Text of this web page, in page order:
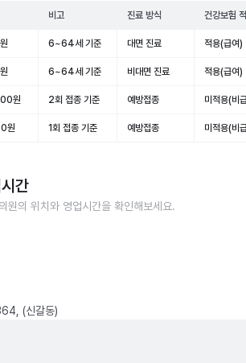
비고 진료 방식 건강보험
6~64세 기준 대면 진료 적용(급여)
6~64세 기준 비대면 진료 적용(급여)
원 2회 접종 기준 예방접종 미적용(비
원 1회 접종 기준 예방접종 미적용(비
간
원의 위치와 영업시간을 확인해보세요.
(신갈동)